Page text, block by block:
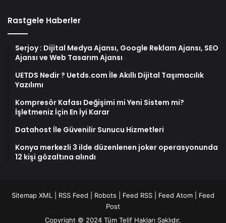
Rastgele Haberler
Serjoy : Dijital Medya Ajansı, Google Reklam Ajansı, SEO
Ajansı ve Web Tasarım Ajansı
UETDS Nedir ? Uetds.com İle Akıllı Dijital Taşımacılık
Yazılımı
Kompresör Kafası Değişimi mi Yeni Sistem mi?
İşletmeniz İçin En İyi Karar
Datahost İle Güvenilir Sunucu Hizmetleri
Konya merkezli 3 ilde düzenlenen joker operasyonunda
12 kişi gözaltına alındı
Sitemap XML RSS Feed Robots Feed RSS Feed Atom
Feed
Post
Copyright © 2024 Tüm Telif Hakları Saklıdır.